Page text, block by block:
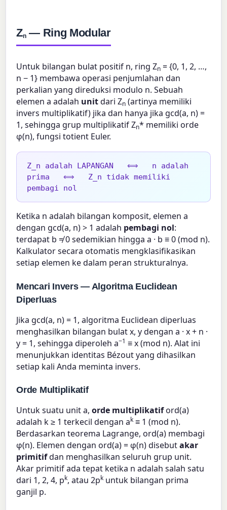
Zn— Ring Modular
Untuk bilangan bulat positif n, ring Zn = {0, 1, 2, …,
n − 1} membawa operasi penjumlahan dan
perkalian yang direduksi modulo n. Sebuah
elemen a adalah unitdari Zn (artinya memiliki
invers multiplikatif) jika dan hanya jika gcd(a, n) =
1, sehingga grup multiplikatif Zn* memiliki orde
φ(n), fungsi totient Euler.
Z_n adalah LAPANGAN   ⟺   n adalah
prima   ⟺   Z_n tidak memiliki
pembagi nol
Ketika n adalah bilangan komposit, elemen a
dengan gcd(a, n) > 1 adalah pembagi nol:
terdapat b ≠ 0 sedemikian hingga a · b ≡ 0 (mod n).
Kalkulator secara otomatis mengklasifikasikan
setiap elemen ke dalam peran strukturalnya.
Mencari Invers — Algoritma Euclidean
Diperluas
Jika gcd(a, n) = 1, algoritma Euclidean diperluas
menghasilkan bilangan bulat x, y dengan a · x + n ·
y = 1, sehingga diperoleh a−1 ≡ x (mod n). Alat ini
menunjukkan identitas Bézout yang dihasilkan
setiap kali Anda meminta invers.
Orde Multiplikatif
Untuk suatu unit a,orde multiplikatiford(a)
adalah k ≥ 1 terkecil dengan ak ≡ 1 (mod n).
Berdasarkan teorema Lagrange, ord(a) membagi
φ(n). Elemen dengan ord(a) = φ(n) disebutakar
primitifdan menghasilkan seluruh grup unit.
Akar primitif ada tepat ketika n adalah salah satu
dari 1, 2, 4, pk, atau 2pk untuk bilangan prima
ganjil p.